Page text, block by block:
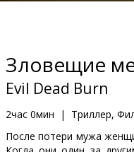
Клуб
Зловещие
Evil Dead Burn
2час 0мин | Триллер,
После потери мужа